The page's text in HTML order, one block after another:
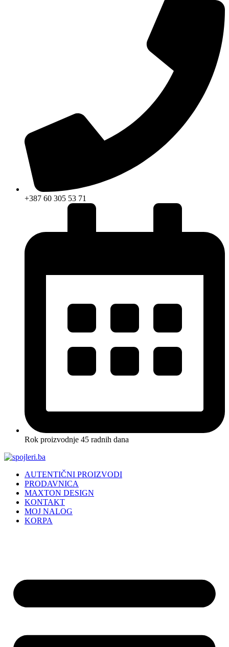
+387 60 305 53 71
Rok proizvodnje 45 radnih dana
AUTENTIČNI PROIZVODI
PRODAVNICA
MAXTON DESIGN
KONTAKT
MOJ NALOG
KORPA